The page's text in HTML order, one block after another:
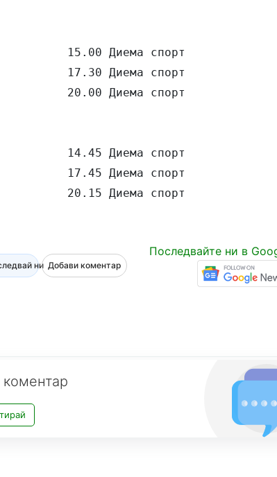
15.00 Диема спорт
17.30 Диема спорт
20.00 Диема спорт
14.45 Диема спорт
17.45 Диема спорт
20.15 Диема спорт
ни Добави коментар
Последвайте ни в